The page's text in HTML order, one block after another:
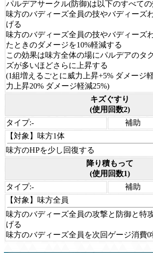
パルデアサークル(防御)は以下のすべて
味方のバディーズ全員の技やバディーズ
げる
味方のバディーズ全員の技やバディーズ
たときのダメージを10%軽減する
この効果は味方全体の場にパルデアのタ
ズが多いほどさらに上昇する
(1組増えるごとに威力上昇+5% ダメージ
力上昇20% ダメージ軽減25%)
キズぐすり
(使用回数2)
タイプ:-
補助
【対象】 味方1体
味方のHPを少し回復する
降り積もって
(使用回数1)
タイプ:-
補助
【対象】 味方全員
味方のバディーズ全員の攻撃と防御と特
げる
味方のバディーズ全員を次回ゲージ消費0